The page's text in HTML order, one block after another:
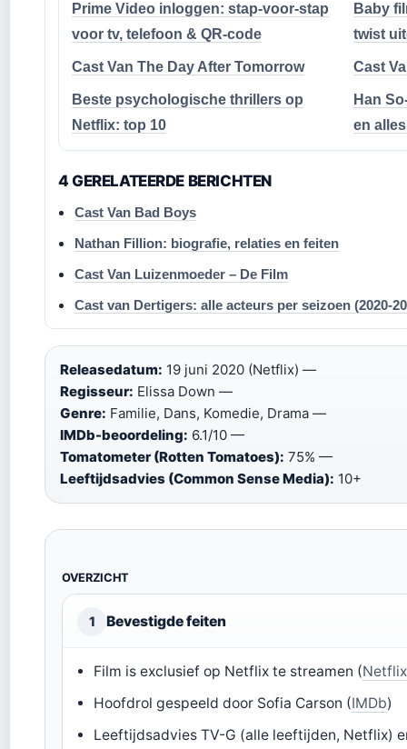
Prime Video inloggen: stap-voor-stap
voor tv, telefoon & QR-code
Baby
twist
Cast Van The Day After Tomorrow Cast
Beste psychologische thrillers op
Netflix: top 10
Han
en
4 GERELATEERDE BERICHTEN
Cast Van Bad Boys
Nathan Fillion: biografie, relaties en feiten
Cast Van Luizenmoeder – De Film
Cast van Dertigers: alle acteurs per seizoen (2020-
Releasedatum: 19 juni 2020 (Netflix) —
Regisseur: Elissa Down —
Genre: Familie, Dans, Komedie, Drama —
IMDb-beoordeling: 6.1/10 —
Tomatometer (Rotten Tomatoes): 75% —
Leeftijdsadvies (Common Sense Media): 10+
OVERZICHT
1 Bevestigde feiten
Film is exclusief op Netflix te streamen (
Hoofdrol gespeeld door Sofia Carson (IMDb)
Leeftijdsadvies TV-G (alle leeftijden, Netflix)